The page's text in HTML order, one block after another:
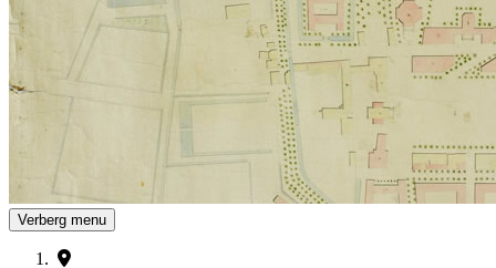
Verberg menu